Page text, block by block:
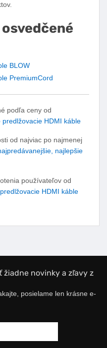
BLOW
PremiumCord
podľa ceny od
predlžovacie HDMI káble
od najviac po najmenej
najlepšie
používateľov od
predlžovacie HDMI káble
žiadne novinky a zľavy z
posielame len krásne e-